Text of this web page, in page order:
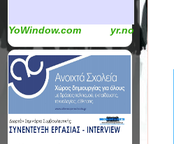
YoWindow.com yr.no